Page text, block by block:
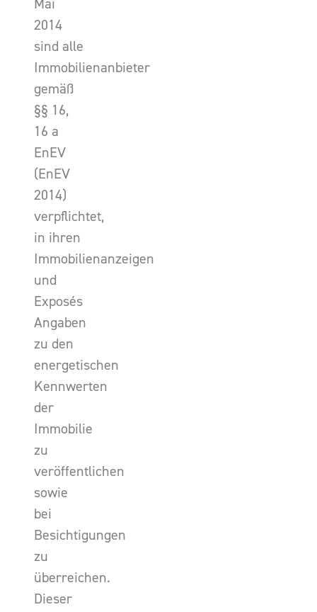
Mai
2014
sind alle
Immobilienanbieter
gemäß
§§ 16,
16 a
EnEV
(EnEV
2014)
verpflichtet,
in ihren
Immobilienanzeigen
und
Exposés
Angaben
zu den
energetischen
Kennwerten
der
Immobilie
zu
veröffentlichen
sowie
bei
Besichtigungen
zu
überreichen.
Dieser